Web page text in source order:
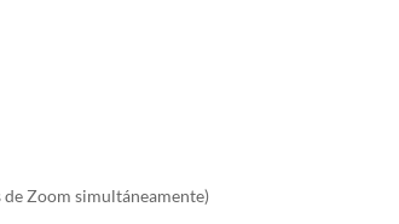
Zoom simultáneamente)